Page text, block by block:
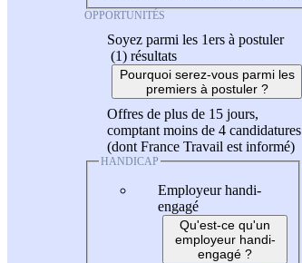
OPPORTUNITÉS
Soyez parmi les 1ers à postuler
(1) résultats
Pourquoi serez-vous parmi les
premiers à postuler ?
Offres de plus de 15 jours,
comptant moins de 4 candidatures
(dont France Travail est informé)
HANDICAP
Employeur handi-
engagé
Qu'est-ce qu'un
employeur handi-
engagé ?